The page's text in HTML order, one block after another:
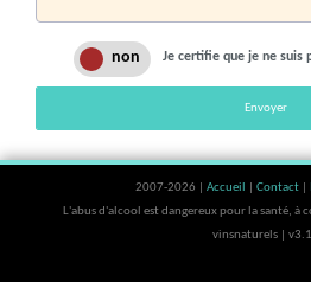
Je certifie que je ne suis
Envoyer
2007-2026 | Accueil Contact
L'abus d'alcool est dangereux pour la santé, à
vinsnaturels |